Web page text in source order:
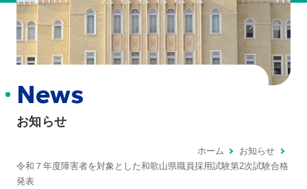
News
お知らせ
ホーム
お知らせ
令和７年度障害者を対象とした和歌山県職員採用試験第2次試験合格
発表